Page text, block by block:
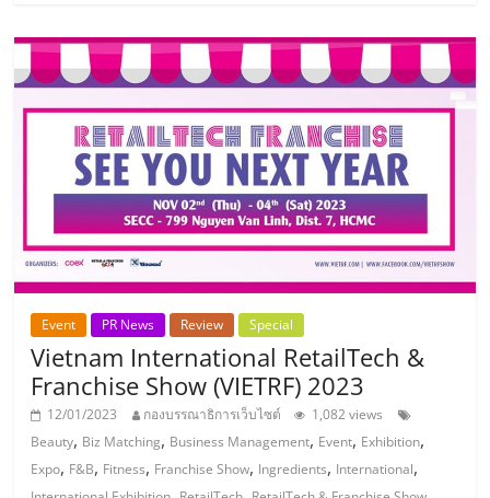
ที่
ปรึกษา
แฟ
รน
ไชส์,
รวม
แฟ
รน
Event PR News Review Special
Vietnam International RetailTech &
Franchise Show (VIETRF) 2023
12/01/2023 กองบรรณาธิการเว็บไซต์
1,082 views
Beauty, Biz Matching, Business Management, Event, Exhibition,
Expo, F&B, Fitness, Franchise Show, Ingredients, International,